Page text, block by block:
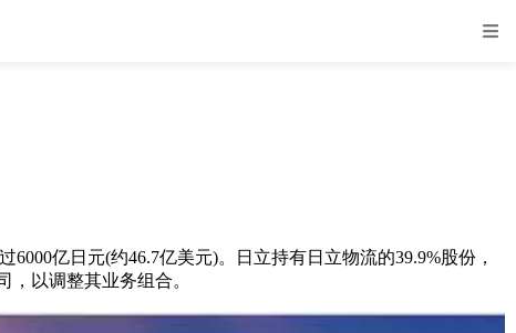
亿日元(约46.7亿美元)。日立持有日立物流的39.9%股份，
以调整其业务组合。